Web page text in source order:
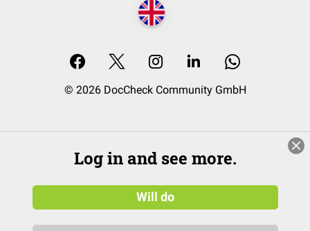
© 2026 DocCheck Community GmbH
Log in and see more.
Will do